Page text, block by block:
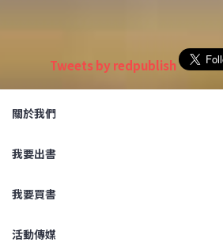
Tweets by redpublish
關於我們
我要出書
我要買書
活動傳媒